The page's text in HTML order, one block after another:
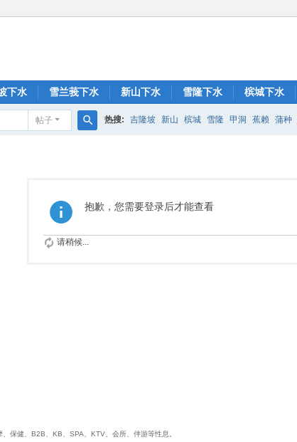
下水 雪兰莪下水 新山下水 雪隆下水 槟城下水
帖子 热搜: 吉隆坡 新山 槟城 雪隆 甲洞 蕉赖 蒲种
抱歉，您需要登录后才能查看
请稍候...
保健、B2B、KB、SPA、KTV、会所、伴游等性息。